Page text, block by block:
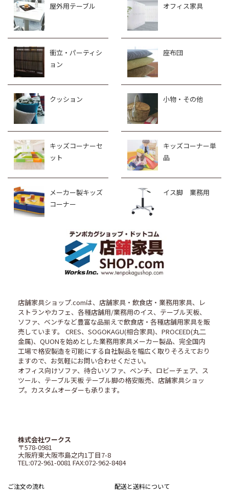
屋外用テーブル オフィス家具
衝立・パーティシ
ョン
座布団
クッション 小物・その他
キッズコーナーセ
ット
キッズコーナー単
品
メーカー製キッズ
コーナー
イス脚 業務用
店舗家具ショップ.comは、店舗家具・飲食店・業務用家具、レ
ストランやカフェ、各種店舗用/業務用のイス、テーブル天板、
ソファ、ベンチなど豊富な品揃えで飲食店・各種店舗用家具を販
売しています。 CRES、SOGOKAGU(相合家具)、PROCEED(丸二
金属)、QUONを始めとした業務用家具メーカー製品、完全国内
工場で格安製造を可能にする自社製品を幅広く取りそろえており
ますので、お気軽にお問い合わせください。
オフィス向けソファ、待合いソファ、ベンチ、ロビーチェア、ス
ツール、テーブル天板 テーブル脚の格安販売、店舗家具ショッ
プ。カスタムオーダーも承ります。
株式会社ワークス
〒578-0981
大阪府東大阪市島之内1丁目7-8
TEL:072-961-0081 FAX:072-962-8484
ご注文の流れ 配送と送料について